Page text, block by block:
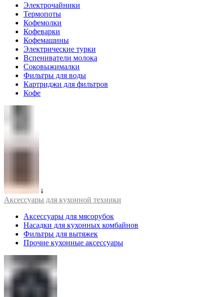
Электрочайники
Термопоты
Кофемолки
Кофеварки
Кофемашины
Электрические турки
Вспениватели молока
Соковыжималки
Фильтры для воды
Картриджи для фильтров
Кофе
Аксессуары для кухонной техники
Аксессуары для мясорубок
Насадки для кухонных комбайнов
Фильтры для вытяжек
Прочие кухонные аксессуары